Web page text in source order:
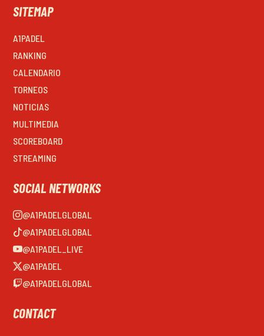
SITEMAP
A1PADEL
RANKING
CALENDARIO
TORNEOS
NOTICIAS
MULTIMEDIA
SCOREBOARD
STREAMING
SOCIAL NETWORKS
@A1PADELGLOBAL
@A1PADELGLOBAL
@A1PADEL_LIVE
@A1PADEL
@A1PADELGLOBAL
CONTACT